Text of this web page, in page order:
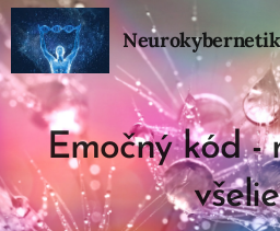
Emočný kód -